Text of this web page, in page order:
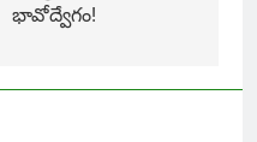
భావోద్వేగం!